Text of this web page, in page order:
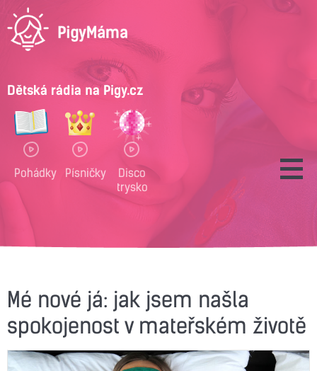
Dětská rádia na Pigy.cz
Pohádky Písničky
Disco
trysko
Mé nové já: jak jsem našla
spokojenost v mateřském životě